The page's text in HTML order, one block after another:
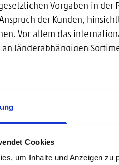
Cookies
um Inhalte und Anzeigen
Vorgaben in der
der Kunden,
Vor allem das
an länderabhängigen
uns ein weiterer wichtiger
Publikation von
zu integrieren, wurde
aufgesetzt und auf dieser
und DAM entwickelt. Im
für Schritt in das